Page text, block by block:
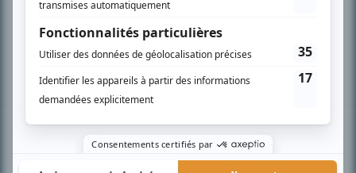
Nous contacter
Termes et conditions
Politique de confidentialité
Gestion du consentement